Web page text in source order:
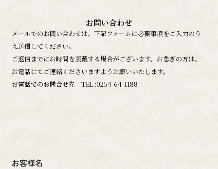
お問い合わせ
メールでのお問い合わせは、下記フォームに必要事項をご入力のう
え送信してください。
ご返信までにお時間を頂戴する場合がございます。お急ぎの方は、
お電話にてご連絡くださいますようお願いいたします。
お電話でのお問合せ先 TEL :0254-64-1188
お客様名